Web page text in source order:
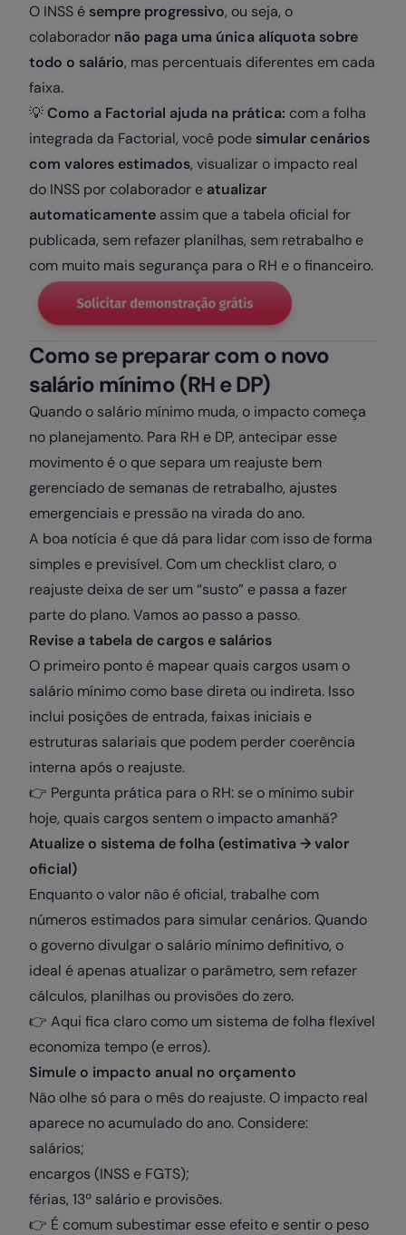
O INSS é sempre progressivo, ou seja, o
colaborador não paga uma única alíquota sobre
todo o salário, mas percentuais diferentes em cada
faixa.
💡Como a Factorial ajuda na prática: com a folha
integrada da Factorial, você pode simular cenários
com valores estimados, visualizar o impacto real
do INSS por colaborador e atualizar
automaticamente assim que a tabela oficial for
publicada, sem refazer planilhas, sem retrabalho e
com muito mais segurança para o RH e o financeiro.
Como se preparar com o novo
salário mínimo (RH e DP)
Quando o salário mínimo muda, o impacto começa
no planejamento. Para RH e DP, antecipar esse
movimento é o que separa um reajuste bem
gerenciado de semanas de retrabalho, ajustes
emergenciais e pressão na virada do ano.
A boa notícia é que dá para lidar com isso de forma
simples e previsível. Com um checklist claro, o
reajuste deixa de ser um “susto” e passa a fazer
parte do plano. Vamos ao passo a passo.
Revise a tabela de cargos e salários
O primeiro ponto é mapear quais cargos usam o
salário mínimo como base direta ou indireta. Isso
inclui posições de entrada, faixas iniciais e
estruturas salariais que podem perder coerência
interna após o reajuste.
👉 Pergunta prática para o RH: se o mínimo subir
hoje, quais cargos sentem o impacto amanhã?
Atualize o sistema de folha (estimativa → valor
oficial)
Enquanto o valor não é oficial, trabalhe com
números estimados para simular cenários. Quando
o governo divulgar o salário mínimo definitivo, o
ideal é apenas atualizar o parâmetro, sem refazer
cálculos, planilhas ou provisões do zero.
👉 Aqui fica claro como um sistema de folha flexível
economiza tempo (e erros).
Simule o impacto anual no orçamento
Não olhe só para o mês do reajuste. O impacto real
aparece no acumulado do ano. Considere:
salários;
encargos (INSS e FGTS);
férias, 13º salário e provisões.
👉 É comum subestimar esse efeito e sentir o peso